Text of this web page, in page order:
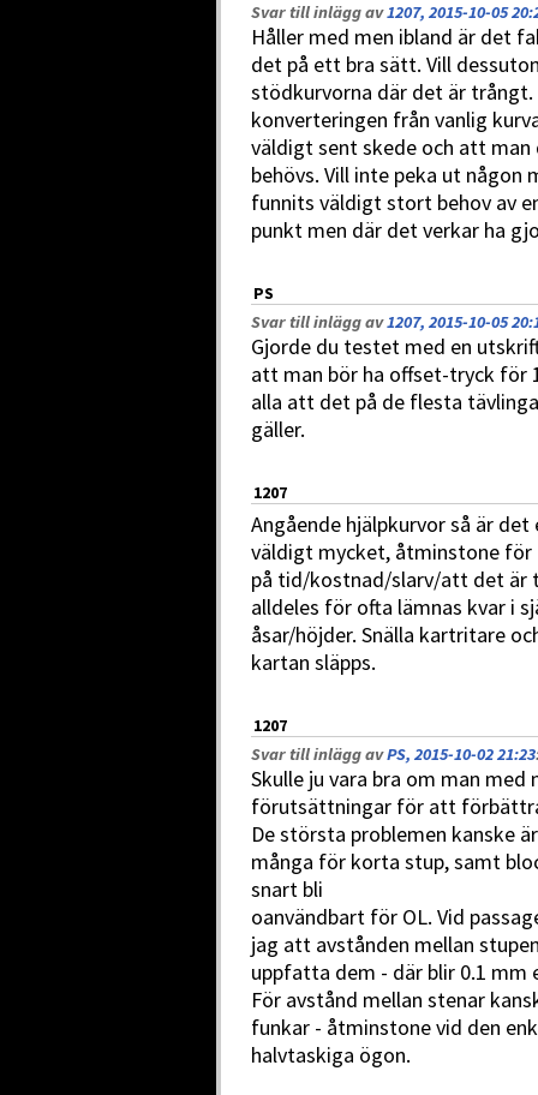
Svar till inlägg av1207, 2015-10-05
Håller med men ibland är det
det på ett bra sätt. Vill
stödkurvorna där det är
konverteringen från vanlig
väldigt sent skede och att
behövs. Vill inte peka ut
funnits väldigt stort behov av
punkt men där det verkar ha
PS
Svar till inlägg av1207, 2015-10-05
Gjorde du testet med en
att man bör ha offset-tryck för
alla att det på de flesta
gäller.
1207
Angående hjälpkurvor så är
väldigt mycket, åtminstone för
på tid/kostnad/slarv/att det är
alldeles för ofta lämnas kvar i
åsar/höjder. Snälla kartritare
kartan släpps.
1207
Svar till inlägg avPS, 2015-10-02 21:23
Skulle ju vara bra om man med
förutsättningar för att
De största problemen kanske
många för korta stup, samt
snart bli
oanvändbart för OL. Vid
jag att avstånden mellan
uppfatta dem - där blir 0.1
För avstånd mellan stenar
funkar - åtminstone vid den
halvtaskiga ögon.